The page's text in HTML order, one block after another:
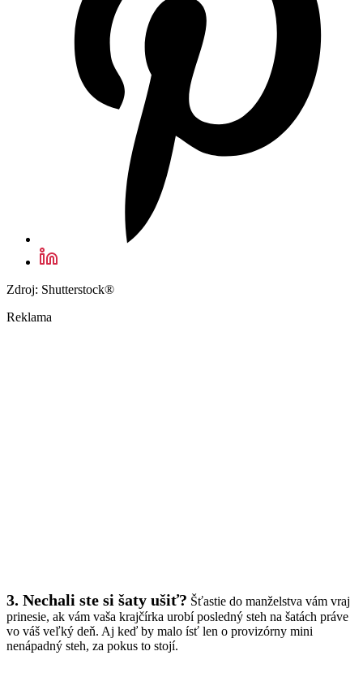
Zdroj: Shutterstock®
Reklama
3. Nechali ste si šaty ušiť? Šťastie do manželstva vám vraj
prinesie, ak vám vaša krajčírka urobí posledný steh na šatách práve
vo váš veľký deň. Aj keď by malo ísť len o provizórny mini
nenápadný steh, za pokus to stojí.